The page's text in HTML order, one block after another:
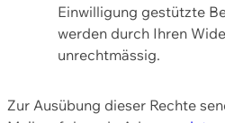
Einwilligung gestützte
werden durch Ihren
unrechtmässig.
Zur Ausübung dieser Rechte